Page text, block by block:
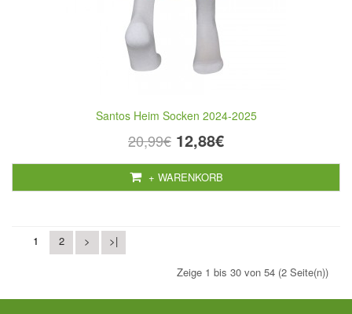
Santos Heim Socken 2024-2025
20,99€ 12,88€
+ WARENKORB
1 2 > >|
Zeige 1 bis 30 von 54 (2 Seite(n))